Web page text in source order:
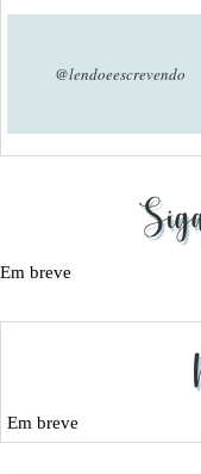
@lendoeescrevendo
Em breve
Em breve